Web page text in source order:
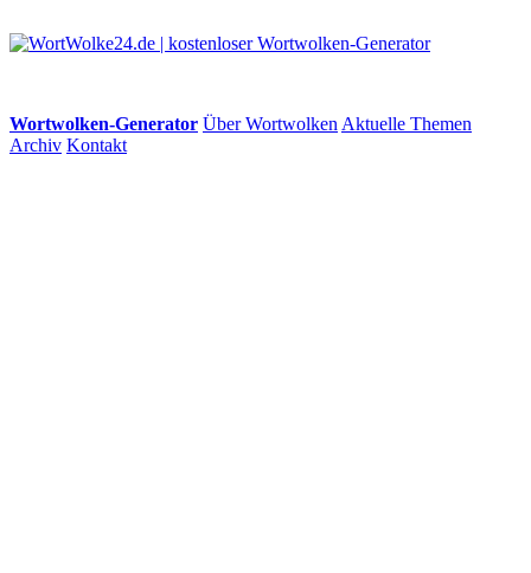
Wortwolken-Generator Über Wortwolken Aktuelle Themen
Archiv Kontakt